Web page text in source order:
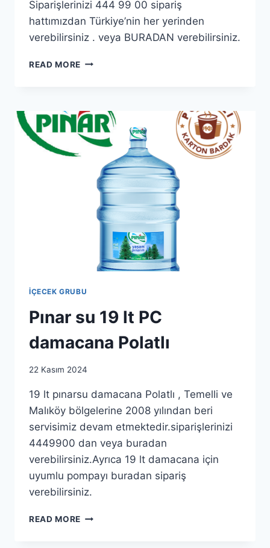
Siparişlerinizi 444 99 00 sipariş
hattımızdan Türkiye’nin her yerinden
verebilirsiniz . veya BURADAN verebilirsiniz.
READ MORE PINARSU
LÜ
POLATLI
İÇECEK GRUBU
Pınar su 19 lt PC
damacana Polatlı
By
22 Kasım 2024
19 lt pınarsu damacana Polatlı , Temelli ve
Malıköy bölgelerine 2008 yılından beri
servisimiz devam etmektedir.siparişlerinizi
4449900 dan veya buradan
verebilirsiniz.Ayrıca 19 lt damacana için
uyumlu pompayı buradan sipariş
verebilirsiniz.
READ MORE PINAR